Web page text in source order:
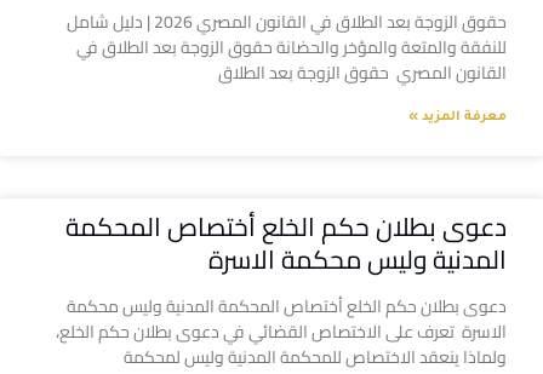
حقوق الزوجة بعد الطلاق في القانون المصري 2026 | دليل شامل
للنفقة والمتعة والمؤخر والحضانة حقوق الزوجة بعد الطلاق في
القانون المصري حقوق الزوجة بعد الطلاق
معرفة المزيد »
دعوى بطلان حكم الخلع أختصاص المحكمة
المدنية وليس محكمة الاسرة
دعوى بطلان حكم الخلع أختصاص المحكمة المدنية وليس محكمة
الاسرة تعرف على الاختصاص القضائي في دعوى بطلان حكم الخلع،
ولماذا ينعقد الاختصاص للمحكمة المدنية وليس لمحكمة